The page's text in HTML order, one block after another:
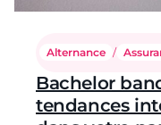
Alternance /
Bachelor
tendances